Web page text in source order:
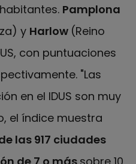
Pamplona
y Harlow (Reino
con puntuaciones
"Las
en el IDUS son muy
el índice muestra
las 917 ciudades